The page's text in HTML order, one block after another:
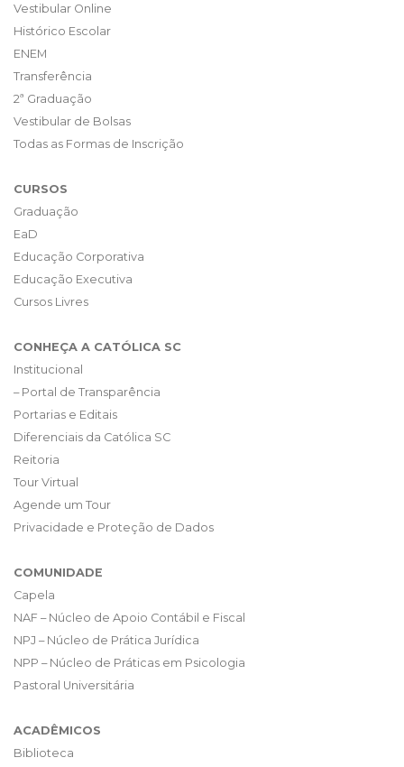
Vestibular Online
Histórico Escolar
ENEM
Transferência
2ª Graduação
Vestibular de Bolsas
Todas as Formas de Inscrição
CURSOS
Graduação
EaD
Educação Corporativa
Educação Executiva
Cursos Livres
CONHEÇA A CATÓLICA SC
Institucional
– Portal de Transparência
Portarias e Editais
Diferenciais da Católica SC
Reitoria
Tour Virtual
Agende um Tour
Privacidade e Proteção de Dados
COMUNIDADE
Capela
NAF – Núcleo de Apoio Contábil e Fiscal
NPJ – Núcleo de Prática Jurídica
NPP – Núcleo de Práticas em Psicologia
Pastoral Universitária
ACADÊMICOS
Biblioteca